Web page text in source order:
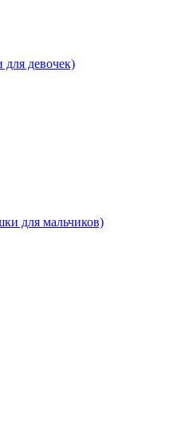
девочек)
для мальчиков)